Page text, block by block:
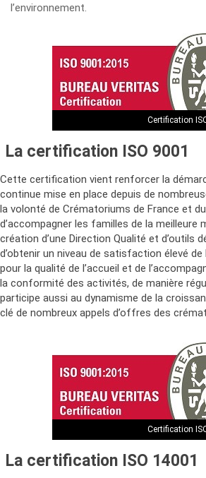
l’environnement.
Certification
La certification ISO 9001
Cette certification vient renforcer la
continue mise en place depuis de
la volonté de Crématoriums de France et
d’accompagner les familles de la meilleure
création d’une Direction Qualité et d’outils
d’obtenir un niveau de satisfaction élevé
pour la qualité de l’accueil et de
la conformité des activités, de manière
participe aussi au dynamisme de la
clé de nombreux appels d’offres des
Certification
La certification ISO 14001